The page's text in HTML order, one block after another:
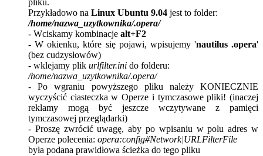
pliku.
Przykładowo na Linux Ubuntu 9.04 jest to folder:
/home/nazwa_uzytkownika/.opera/
- Wciskamy kombinacje alt+F2
- W okienku, które się pojawi, wpisujemy 'nautilus .opera'
(bez cudzysłowów)
- wklejamy plik urlfilter.ini do folderu:
/home/nazwa_uzytkownika/.opera/
- Po wgraniu powyższego pliku należy KONIECZNIE
wyczyścić ciasteczka w Operze i tymczasowe pliki! (inaczej
reklamy mogą być jeszcze wczytywane z pamięci
tymczasowej przeglądarki)
- Proszę zwrócić uwagę, aby po wpisaniu w polu adres w
Operze polecenia: opera:config#Network|URLFilterFile
była podana prawidłowa ścieżka do tego pliku